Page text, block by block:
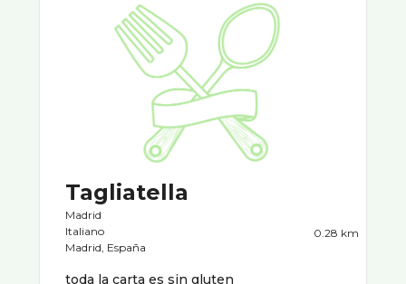
Tagliatella
Madrid
Italiano
Madrid, España
0.28 km
toda la carta es sin gluten